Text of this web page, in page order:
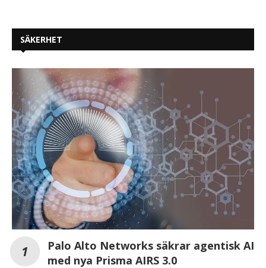
SÄKERHET
Palo Alto Networks säkrar agentisk AI
med nya Prisma AIRS 3.0